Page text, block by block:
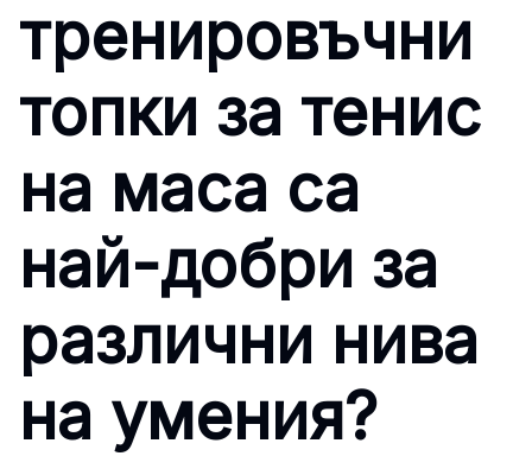
тренировъчни
топки за тенис
на маса са
най-добри за
различни нива
на умения?